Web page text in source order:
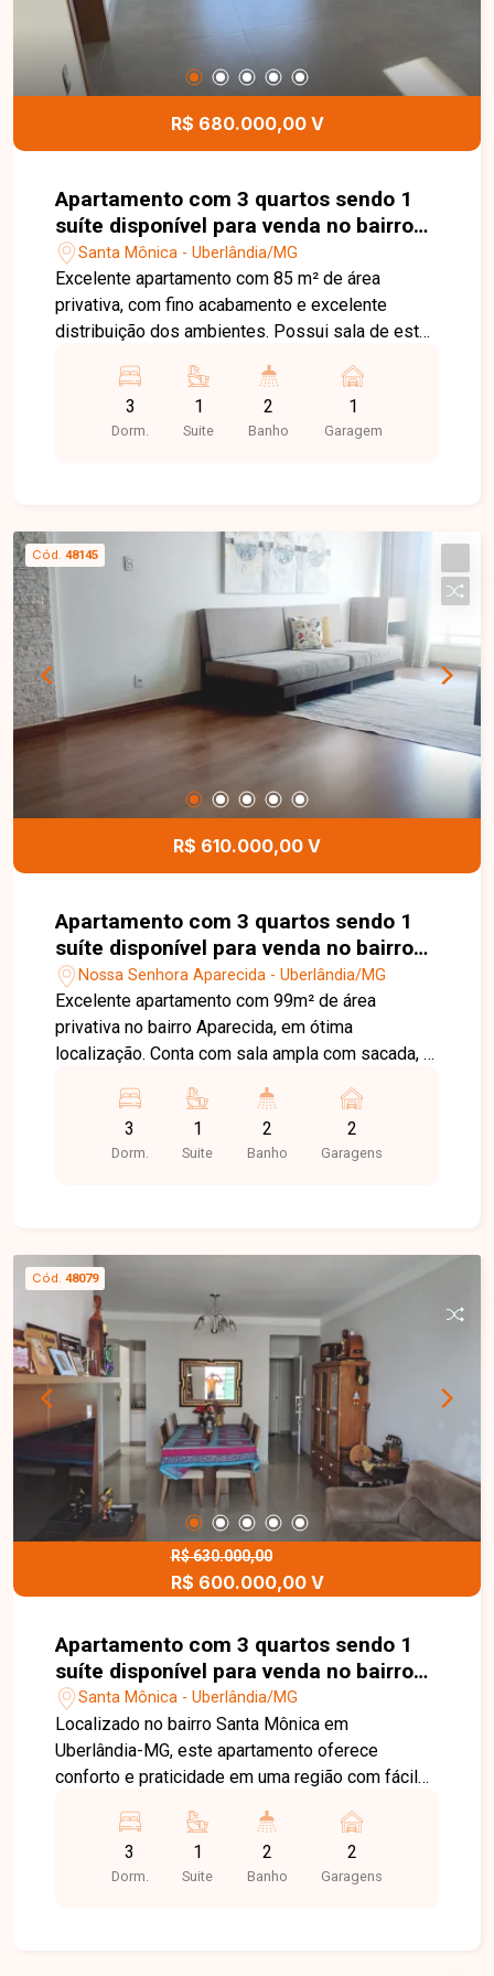
e agende sua visita para conhecer essa
oportunidade.
R$ 680.000,00 V
Apartamento com 3 quartos sendo 1
suíte disponível para venda no bairro
Santa Mônica em Uberlândia - MG.
Santa Mônica - Uberlândia/MG
Excelente apartamento com 85 m² de área
privativa, com fino acabamento e excelente
distribuição dos ambientes. Possui sala de estar
banheiro social, cozinha e área de serviço, além
de sacada e 1 vaga de garagem. O prédio conta
com elevador e apenas 2 apartamentos por andar,
3
Dorm.
1
Suite
2
Banho
1
Garagem
Cód. 48145
R$ 610.000,00 V
Apartamento com 3 quartos sendo 1
suíte disponível para venda no bairro
Nossa Senhora Aparecida em
Uberlândia - MG.
Nossa Senhora Aparecida - Uberlândia/MG
Excelente apartamento com 99m² de área
privativa no bairro Aparecida, em ótima
localização. Conta com sala ampla com sacada, 3
com armários planejados, área de serviço
separada e 2 vagas de garagem soltas. Possui
elevador e piso laminado em todo o apartamento.
3
Dorm.
1
Suite
2
Banho
2
Garagens
Cód. 48079
R$ 630.000,00
R$ 600.000,00 V
Apartamento com 3 quartos sendo 1
suíte disponível para venda no bairro
Santa Mônica em Uberlândia-MG
Santa Mônica - Uberlândia/MG
Localizado no bairro Santa Mônica em
Uberlândia-MG, este apartamento oferece
conforto e praticidade em uma região com fácil
da cidade. O imóvel possui aproximadamente 90
m² de área privativa, com ambientes bem
distribuídos e funcionais. Conta com 3 quartos,
3
Dorm.
1
Suite
2
Banho
2
Garagens